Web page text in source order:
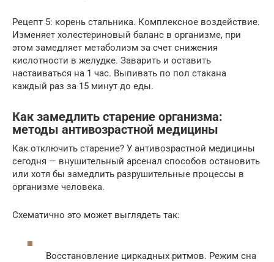
Рецепт 5: корень стальника. Комплексное воздействие.
Изменяет холестериновый баланс в организме, при
этом замедляет метаболизм за счет снижения
кислотности в желудке. Заварить и оставить
настаиваться на 1 час. Выпивать по пол стакана
каждый раз за 15 минут до еды.
Как замедлить старение организма:
методы антивозрастной медицины
Как отключить старение? У антивозрастной медицины
сегодня — внушительный арсенал способов остановить
или хотя бы замедлить разрушительные процессы в
организме человека.
Схематично это может выглядеть так:
Восстановление циркадных ритмов. Режим сна